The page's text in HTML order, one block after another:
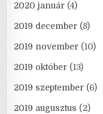
2020 január (4)
2019 december (8)
2019 november (10)
2019 október (13)
2019 szeptember (6)
2019 augusztus (2)